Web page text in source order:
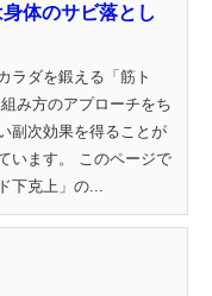
体のサビ落とし
ラダを鍛える「筋ト
み方のアプローチをち
副次効果を得ることが
います。 このページで
下克上」の...